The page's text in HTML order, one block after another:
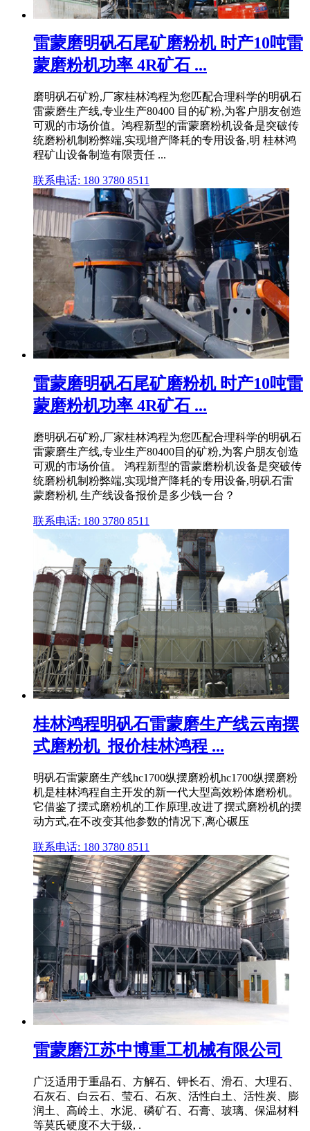
雷蒙磨明矾石尾矿磨粉机 时产10吨雷
蒙磨粉机功率 4R矿石 ...
磨明矾石矿粉,厂家桂林鸿程为您匹配合理科学的明矾石
雷蒙磨生产线,专业生产80400 目的矿粉,为客户朋友创造
可观的市场价值。鸿程新型的雷蒙磨粉机设备是突破传
统磨粉机制粉弊端,实现增产降耗的专用设备,明 桂林鸿
程矿山设备制造有限责任 ...
联系电话: 180 3780 8511
雷蒙磨明矾石尾矿磨粉机 时产10吨雷
蒙磨粉机功率 4R矿石 ...
磨明矾石矿粉,厂家桂林鸿程为您匹配合理科学的明矾石
雷蒙磨生产线,专业生产80400目的矿粉,为客户朋友创造
可观的市场价值。 鸿程新型的雷蒙磨粉机设备是突破传
统磨粉机制粉弊端,实现增产降耗的专用设备,明矾石雷
蒙磨粉机 生产线设备报价是多少钱一台？
联系电话: 180 3780 8511
桂林鸿程明矾石雷蒙磨生产线云南摆
式磨粉机_报价桂林鸿程 ...
明矾石雷蒙磨生产线hc1700纵摆磨粉机hc1700纵摆磨粉
机是桂林鸿程自主开发的新一代大型高效粉体磨粉机。
它借鉴了摆式磨粉机的工作原理,改进了摆式磨粉机的摆
动方式,在不改变其他参数的情况下,离心碾压
联系电话: 180 3780 8511
雷蒙磨江苏中博重工机械有限公司
广泛适用于重晶石、方解石、钾长石、滑石、大理石、
石灰石、白云石、莹石、石灰、活性白土、活性炭、膨
润土、高岭土、水泥、磷矿石、石膏、玻璃、保温材料
等莫氏硬度不大于级, .